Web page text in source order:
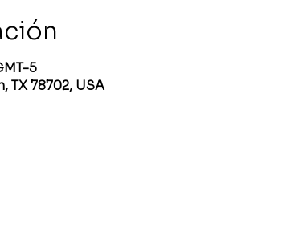
5
TX 78702, USA